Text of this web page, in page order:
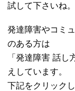
試して下さいね。
発達障害やコミ
のある方は
「発達障害 話
えしています。
下記をクリックし